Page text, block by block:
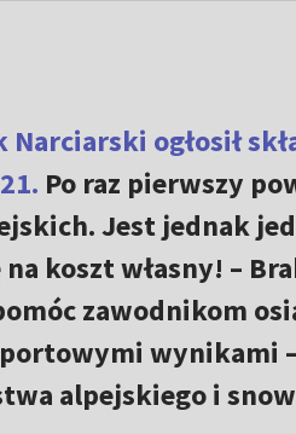
ogłosił
Po raz pierwszy
Jest jednak
koszt własny! –
zawodnikom
wynikami
alpejskiego i